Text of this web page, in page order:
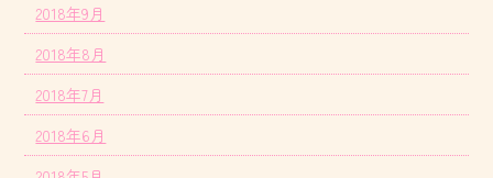
2018年9月
2018年8月
2018年7月
2018年6月